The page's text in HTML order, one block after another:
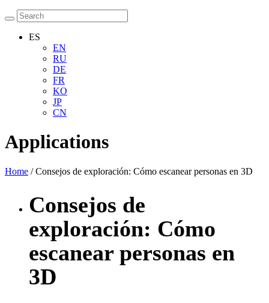
ES
EN
RU
DE
FR
KO
JP
CN
Applications
Home / Consejos de exploración: Cómo escanear personas en 3D
Consejos de
exploración: Cómo
escanear personas en
3D